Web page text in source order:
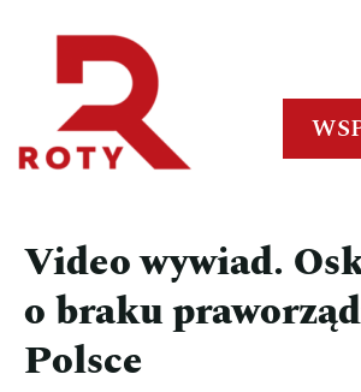
Video wywiad.
o braku
Polsce